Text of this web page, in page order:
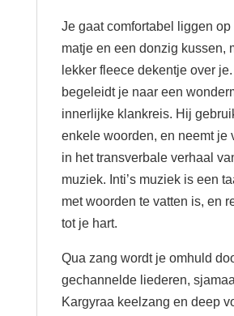
Je gaat comfortabel liggen op
matje en een donzig kussen,
lekker fleece dekentje over
begeleidt je naar een
innerlijke klankreis. Hij
enkele woorden, en neemt je
in het transverbale verhaal
muziek. Inti’s muziek is een
met woorden te vatten is, en
tot je hart.
Qua zang wordt je omhuld
gechannelde liederen,
Kargyraa keelzang en deep